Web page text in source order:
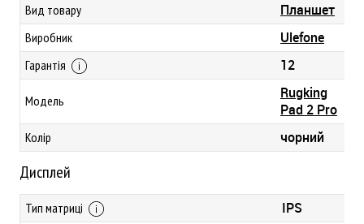
Вид товару Планшет
Виробник Ulefone
Гарантія 12
Модель
Rugking
Pad 2 Pro
Колір чорний
Дисплей
Тип матриці IPS